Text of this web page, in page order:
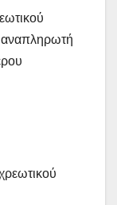
αναπληρωτή